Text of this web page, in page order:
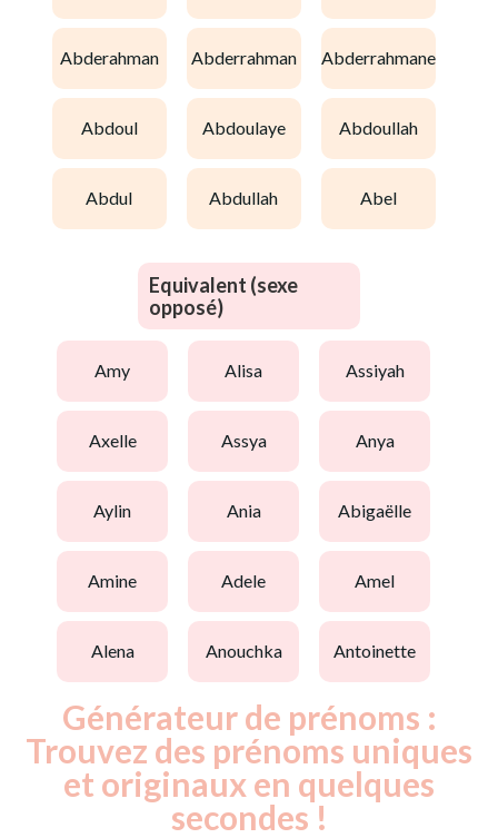
abderahman abderrahman abderrahmane
abdoul abdoulaye abdoullah
abdul abdullah abel
Equivalent (sexe
opposé)
amy alisa assiyah
axelle assya anya
aylin ania abigaëlle
amine adele amel
alena anouchka antoinette
Générateur de prénoms :
Trouvez des prénoms uniques
et originaux en quelques
secondes !